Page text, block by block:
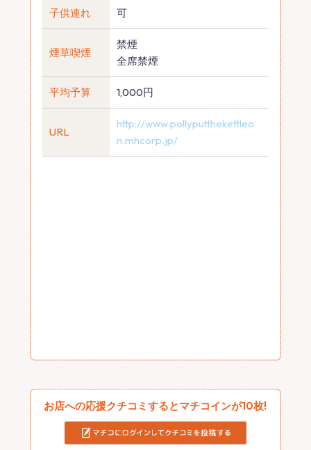
子供連れ 可
煙草喫煙
禁煙
全席禁煙
平均予算 1,000円
URL
http://www.pollyputthekettleo
n.mhcorp.jp/
お店への応援クチコミするとマチコインが10枚!